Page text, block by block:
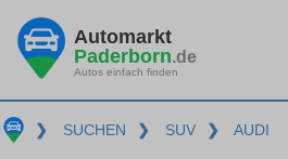
Automarkt
Paderborn.de
Autos einfach finden
❯ SUCHEN ❯ SUV ❯ AUDI